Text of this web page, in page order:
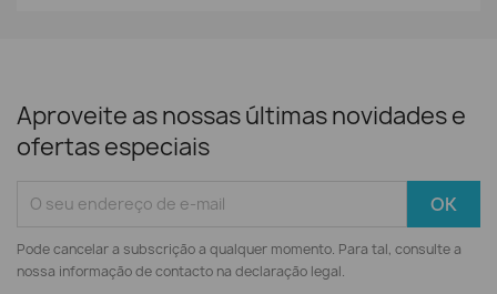
Aproveite as nossas últimas novidades e
ofertas especiais
Pode cancelar a subscrição a qualquer momento. Para tal, consulte a
nossa informação de contacto na declaração legal.